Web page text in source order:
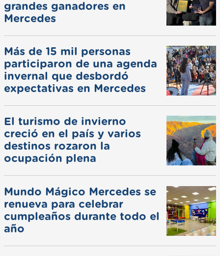
grandes ganadores en
Mercedes
Más de 15 mil personas
participaron de una agenda
invernal que desbordó
expectativas en Mercedes
El turismo de invierno
creció en el país y varios
destinos rozaron la
ocupación plena
Mundo Mágico Mercedes se
renueva para celebrar
cumpleaños durante todo el
año